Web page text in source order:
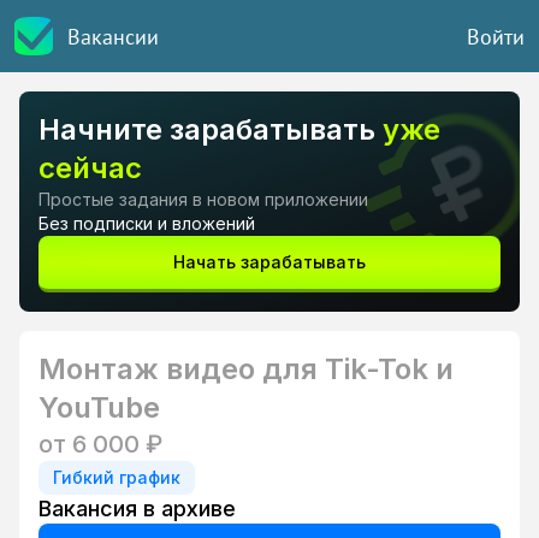
Вакансии Войти
Начните зарабатывать уже
сейчас
Простые задания в новом приложении
Без подписки и вложений
Начать зарабатывать
Монтаж видео для Tik-Tok и
YouTube
от 6 000 ₽
Гибкий график
Вакансия в архиве